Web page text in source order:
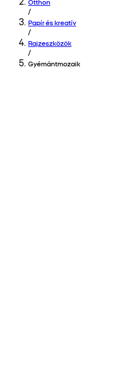
/
Papír és kreatív
/
Rajzeszközök
/
Gyémántmozaik